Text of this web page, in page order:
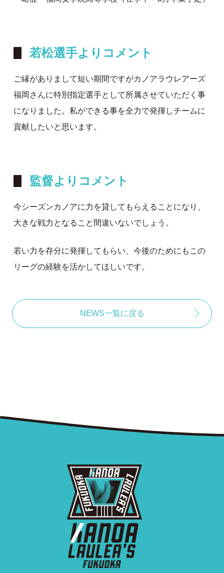
若松選手よりコメント
ご縁がありまして短い期間ですがカノアラウレアーズ
福岡さんに特別指定選手として所属させていただく事
になりました。私ができる事を全力で発揮しチームに
貢献したいと思います。
監督よりコメント
今シーズンカノアに力を貸してもらえることになり、
大きな戦力となること間違いないでしょう。
若い力を存分に発揮してもらい、今後のためにもこの
リーグの経験を活かしてほしいです。
NEWS一覧に戻る